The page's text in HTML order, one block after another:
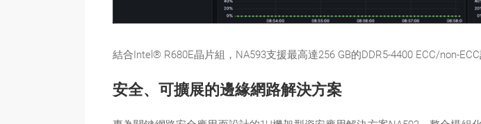
結合Intel® R680E晶片組，NA593支援最高達256 GB的DDR5-4400 ECC/non-
安全、可擴展的邊緣網路解決方案